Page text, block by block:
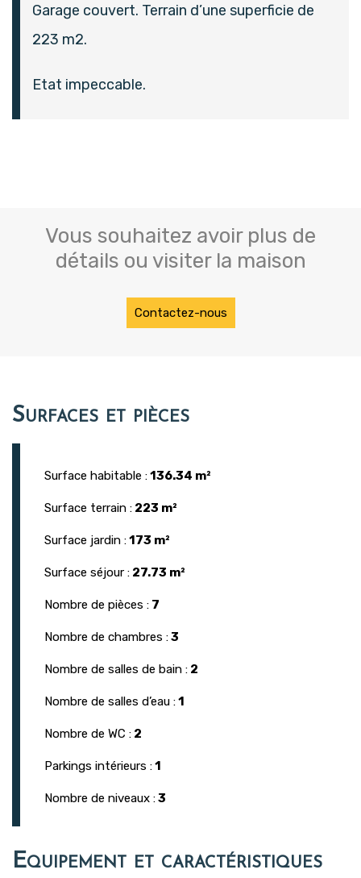
Garage couvert. Terrain d’une superficie de
223 m2.
Etat impeccable.
Vous souhaitez avoir plus de
détails ou visiter la maison
Contactez-nous
Surfaces et pièces
Surface habitable :136.34 m²
Surface terrain : 223 m²
Surface jardin :173 m²
Surface séjour : 27.73 m²
Nombre de pièces : 7
Nombre de chambres :3
Nombre de salles de bain : 2
Nombre de salles d’eau :1
Nombre de WC : 2
Parkings intérieurs :1
Nombre de niveaux :3
Equipement et caractéristiques